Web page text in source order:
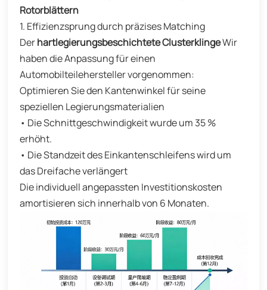
Rotorblättern
1. Effizienzsprung durch präzises Matching
Derhartlegierungsbeschichtete ClusterklingeWir
haben die Anpassung für einen
Automobilteilehersteller vorgenommen:
Optimieren Sie den Kantenwinkel für seine
speziellen Legierungsmaterialien
• Die Schnittgeschwindigkeit wurde um 35 %
erhöht.
• Die Standzeit des Einkantenschleifens wird um
das Dreifache verlängert
Die individuell angepassten Investitionskosten
amortisieren sich innerhalb von 6 Monaten.